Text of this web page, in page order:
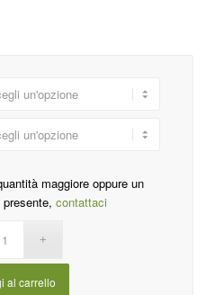
maggiore oppure un
presente,contattaci
al carrello